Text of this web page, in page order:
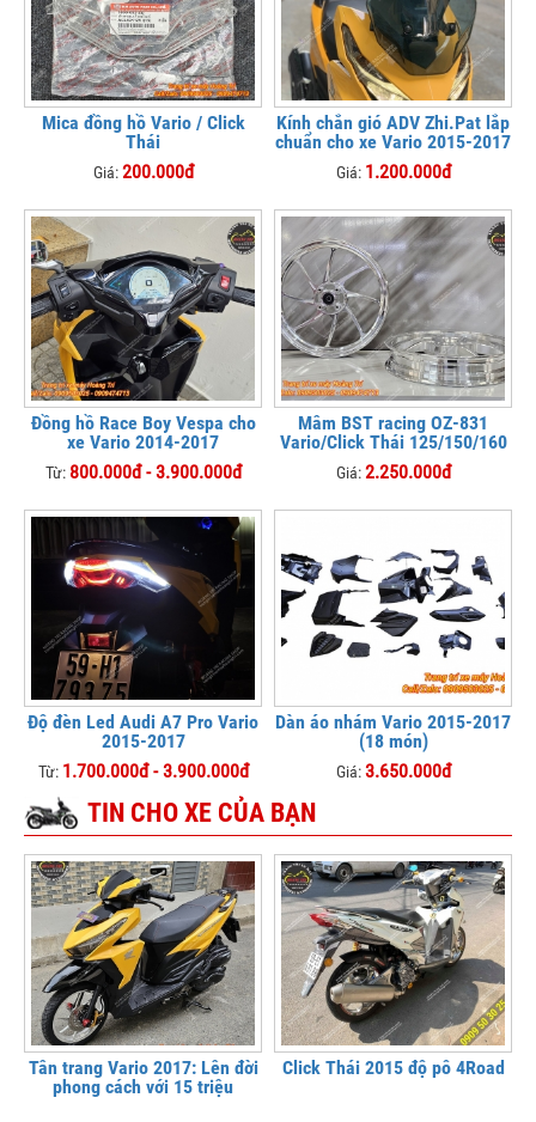
Mica đồng hồ Vario / Click
Thái
Giá:200.000đ
Kính chắn gió ADV Zhi.Pat lắp
chuẩn cho xe Vario 2015-2017
Giá: 1.200.000đ
Đồng hồ Race Boy Vespa cho
xe Vario 2014-2017
Từ: 800.000đ - 3.900.000đ
Mâm BST racing OZ-831
Vario/Click Thái 125/150/160
Giá:2.250.000đ
Độ đèn Led Audi A7 Pro Vario
2015-2017
Từ: 1.700.000đ - 3.900.000đ
Dàn áo nhám Vario 2015-2017
(18 món)
Giá:3.650.000đ
TIN CHO XE CỦA BẠN
Tân trang Vario 2017: Lên đời
phong cách với 15 triệu
Click Thái 2015 độ pô 4Road